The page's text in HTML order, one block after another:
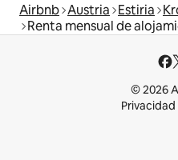
Airbnb Austria Estiria
Renta mensual de
© 2026
Privacidad